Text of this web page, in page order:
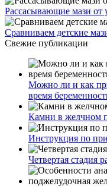
Рассасывающие мази от
Сравниваем детские
Свежие публикации
Можно ли и как
время
Камни в желчном
Инструкция по
Четвертая стадия